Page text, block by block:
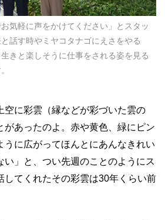
お気軽に声をかけてください」とスタッ
話す時やミヤコタナゴにえさをやる
きと楽しそうに仕事をされる姿を見る
空に彩雲（縁などが彩づいた雲の
があったのよ。赤や黄色、緑にピン
うに広がってほんとにあんなきれい
い」と、つい先週のことのようにス
してくれたその彩雲は30年くらい前